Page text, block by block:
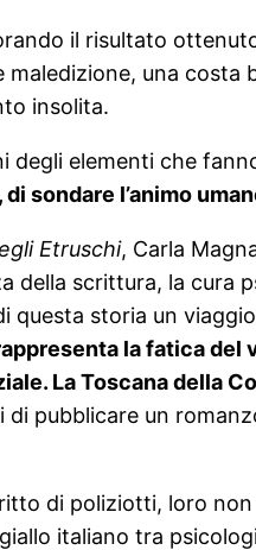
il risultato
maledizione, una
insolita.
degli elementi che
sondare l’animo
Etruschi, Carla
della scrittura, la cura
questa storia un
la fatica del
La Toscana della
di pubblicare un
di poliziotti, loro
italiano tra